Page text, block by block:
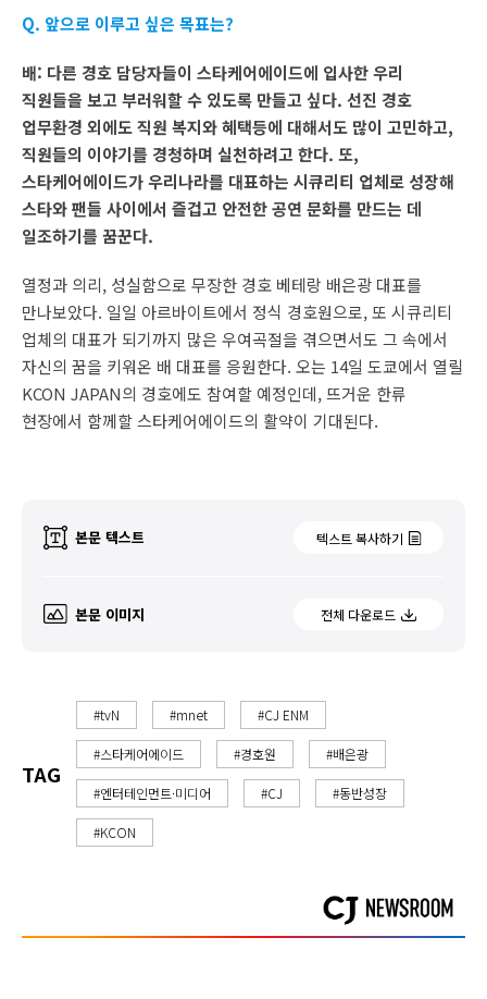
Q. 앞으로 이루고 싶은 목표는?
배: 다른 경호 담당자들이 스타케어에이드에 입사한 우리
직원들을 보고 부러워할 수 있도록 만들고 싶다. 선진 경호
업무환경 외에도 직원 복지와 혜택등에 대해서도 많이 고민하고,
직원들의 이야기를 경청하며 실천하려고 한다. 또,
스타케어에이드가 우리나라를 대표하는 시큐리티 업체로 성장해
스타와 팬들 사이에서 즐겁고 안전한 공연 문화를 만드는 데
일조하기를 꿈꾼다.
열정과 의리, 성실함으로 무장한 경호 베테랑 배은광 대표를
만나보았다. 일일 아르바이트에서 정식 경호원으로, 또 시큐리티
업체의 대표가 되기까지 많은 우여곡절을 겪으면서도 그 속에서
자신의 꿈을 키워온 배 대표를 응원한다. 오는 14일 도쿄에서 열릴
KCON JAPAN의 경호에도 참여할 예정인데, 뜨거운 한류
현장에서 함께할 스타케어에이드의 활약이 기대된다.
본문 텍스트 텍스트 복사하기
본문 이미지 전체 다운로드
TAG
#tvN #mnet #CJ ENM
#스타케어에이드 #경호원 #배은광
#엔터테인먼트·미디어 #CJ #동반성장
#KCON